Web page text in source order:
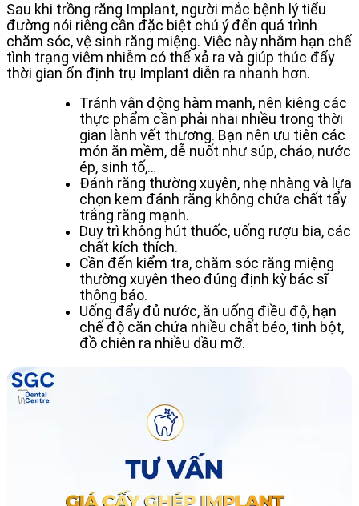
Sau khi trồng răng Implant, người mắc bệnh lý tiểu
đường nói riêng cần đặc biệt chú ý đến quá trình
chăm sóc, vệ sinh răng miệng. Việc này nhằm hạn chế
tình trạng viêm nhiễm có thể xả ra và giúp thúc đẩy
thời gian ổn định trụ Implant diễn ra nhanh hơn.
Tránh vận động hàm mạnh, nên kiêng các
thực phẩm cần phải nhai nhiều trong thời
gian lành vết thương. Bạn nên ưu tiên các
món ăn mềm, dễ nuốt như súp, cháo, nước
ép, sinh tố,…
Đánh răng thường xuyên, nhẹ nhàng và lựa
chọn kem đánh răng không chứa chất tẩy
trắng răng mạnh.
Duy trì không hút thuốc, uống rượu bia, các
chất kích thích.
Cần đến kiểm tra, chăm sóc răng miệng
thường xuyên theo đúng định kỳ bác sĩ
thông báo.
Uống đẩy đủ nước, ăn uống điều độ, hạn
chế độ căn chứa nhiều chất béo, tinh bột,
đồ chiên ra nhiều dầu mỡ.